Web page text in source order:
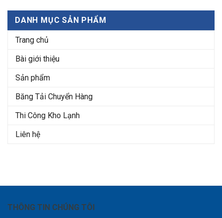
DANH MỤC SẢN PHẨM
Trang chủ
Bài giới thiệu
Sản phẩm
Băng Tải Chuyển Hàng
Thi Công Kho Lạnh
Liên hệ
THÔNG TIN CHÚNG TÔI